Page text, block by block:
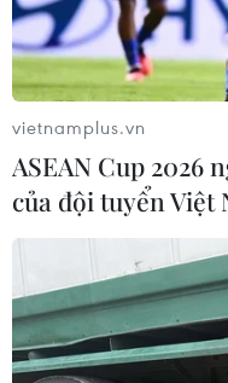
Lãnh đạo Nga-
Syria và dự án
17/04/2018 11:52
vietnamplus.vn
ASEAN Cup 2026
của đội tuyển Việt